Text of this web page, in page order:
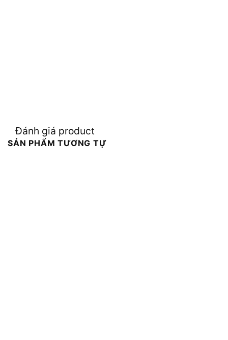
Đánh giá product
SẢN PHẨM TƯƠNG TỰ